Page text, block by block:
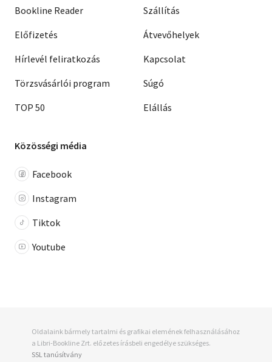
Bookline Reader
Előfizetés
Hírlevél feliratkozás
Törzsvásárlói program
TOP 50
Szállítás
Átvevőhelyek
Kapcsolat
Súgó
Elállás
Közösségi média
Facebook
Instagram
Tiktok
Youtube
Oldalaink bármely tartalmi és grafikai elemének felhasználásához
a Libri-Bookline Zrt. előzetes írásbeli engedélye szükséges.
SSL tanúsítvány